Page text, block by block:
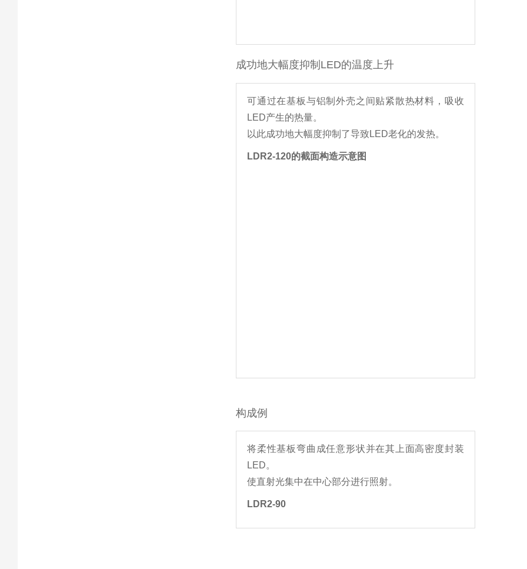
成功地大幅度抑制LED的温度上升
可通过在基板与铝制外壳之间贴紧散热材料，吸收
LED产生的热量。
以此成功地大幅度抑制了导致LED老化的发热。
LDR2-120的截面构造示意图
构成例
将柔性基板弯曲成任意形状并在其上面高密度封装
LED。
使直射光集中在中心部分进行照射。
LDR2-90